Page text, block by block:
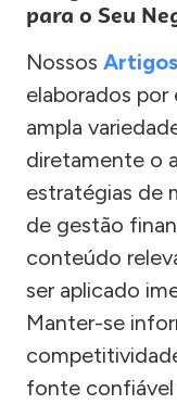
para o Seu
Nossos Artigos
elaborados por
ampla
diretamente o
estratégias de
de gestão
conteúdo
ser aplicado
Manter-se
fonte confiável